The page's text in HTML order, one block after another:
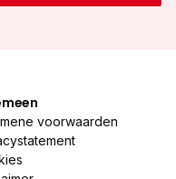
voorwaarden